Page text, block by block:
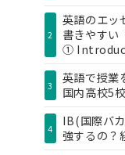
2
英語のエッ
書きやすい
①
3
英語で授業
国内高校5
4
IB(国際バ
強するの？